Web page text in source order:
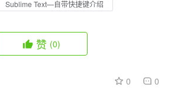
Sublime Text—自带快捷键介绍
赞 (0)
0 0